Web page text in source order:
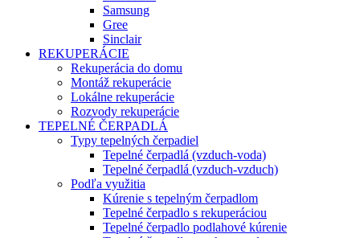
Samsung
Gree
Sinclair
REKUPERÁCIE
Rekuperácia do domu
Montáž rekuperácie
Lokálne rekuperácie
Rozvody rekuperácie
TEPELNÉ ČERPADLÁ
Typy tepelných čerpadiel
Tepelné čerpadlá (vzduch-voda)
Tepelné čerpadlá (vzduch-vzduch)
Podľa využitia
Kúrenie s tepelným čerpadlom
Tepelné čerpadlo s rekuperáciou
Tepelné čerpadlo podlahové kúrenie